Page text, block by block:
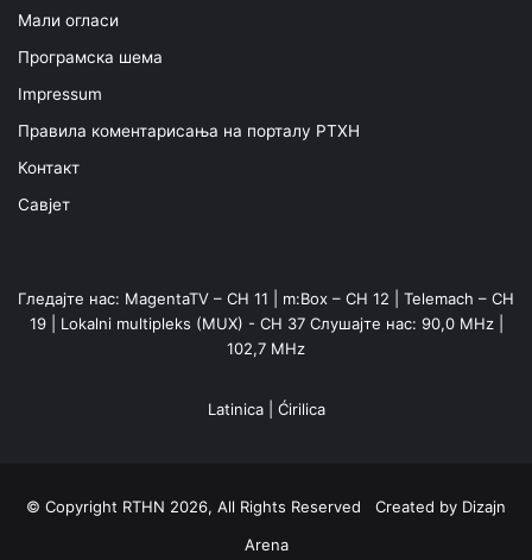
Мали огласи
Програмска шема
Impressum
Правила коментарисања на порталу РТХН
Контакт
Савјет
Гледајте нас: MagentaTV – CH 11 | m:Box – CH 12 | Telemach – CH
19 | Lokalni multipleks (MUX) - CH 37 Слушајте нас: 90,0 MHz |
102,7 MHz
Latinica| Ćirilica
© Copyright RTHN 2026, All Rights Reserved Created by Dizajn
Arena